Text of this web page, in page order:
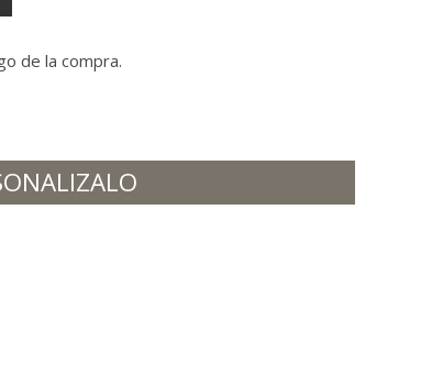
de la compra.